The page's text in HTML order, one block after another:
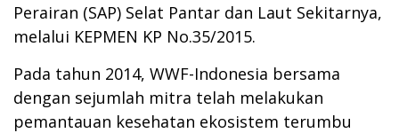
Perairan (SAP) Selat Pantar dan Laut Sekitarnya,
melalui KEPMEN KP No.35/2015.
Pada tahun 2014, WWF-Indonesia bersama
dengan sejumlah mitra telah melakukan
pemantauan kesehatan ekosistem terumbu